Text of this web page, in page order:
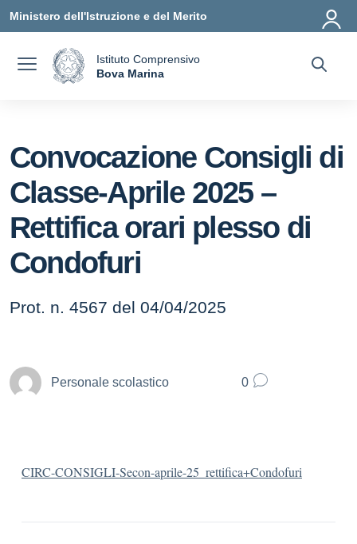
Ministero dell'Istruzione e del Merito
Istituto Comprensivo
Bova Marina
Convocazione Consigli di
Classe-Aprile 2025 –
Rettifica orari plesso di
Condofuri
Prot. n. 4567 del 04/04/2025
Personale scolastico 0
CIRC-CONSIGLI-Secon-aprile-25_rettifica+Condofuri